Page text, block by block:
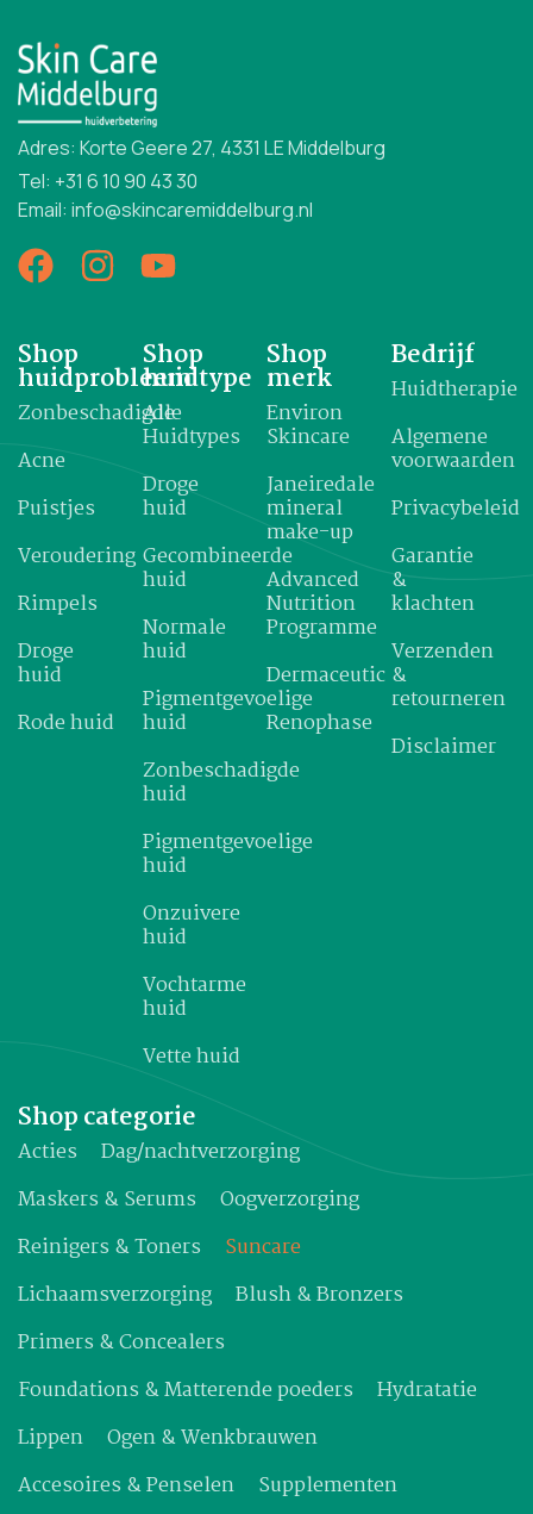
Adres: Korte Geere 27, 4331 LE Middelburg
Tel: +31 6 10 90 43 30
Email: info@skincaremiddelburg.nl
Shop
huidprobleem
Zonbeschadigde
Acne
Puistjes
Veroudering
Rimpels
Droge
huid
Rode huid
Shop
huidtype
Alle
Huidtypes
Droge
huid
Gecombineerde
huid
Normale
huid
Pigmentgevoelige
huid
Zonbeschadigde
huid
Pigmentgevoelige
huid
Onzuivere
huid
Vochtarme
huid
Vette huid
Shop
merk
Environ
Skincare
Janeiredale
mineral
make-up
Advanced
Nutrition
Programme
Dermaceutic
Renophase
Bedrijf
Huidtherapie
Algemene
voorwaarden
Privacybeleid
Garantie
&
klachten
Verzenden
&
retourneren
Disclaimer
Shop categorie
Acties
Dag/nachtverzorging
Maskers & Serums
Oogverzorging
Reinigers & Toners
Suncare
Lichaamsverzorging
Blush & Bronzers
Primers & Concealers
Foundations & Matterende poeders
Hydratatie
Lippen
Ogen & Wenkbrauwen
Accesoires & Penselen
Supplementen